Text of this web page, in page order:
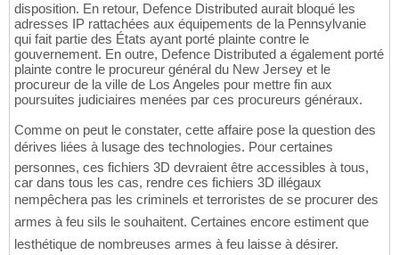
disposition. En retour, Defence Distributed aurait bloqué les
adresses IP rattachées aux équipements de la Pennsylvanie
qui fait partie des États ayant porté plainte contre le
gouvernement. En outre, Defence Distributed a également porté
plainte contre le procureur général du New Jersey et le
procureur de la ville de Los Angeles pour mettre fin aux
poursuites judiciaires menées par ces procureurs généraux.
Comme on peut le constater, cette affaire pose la question des
dérives liées à lusage des technologies. Pour certaines
personnes, ces fichiers 3D devraient être accessibles à tous,
car dans tous les cas, rendre ces fichiers 3D illégaux
nempêchera pas les criminels et terroristes de se procurer des
armes à feu sils le souhaitent. Certaines encore estiment que
lesthétique de nombreuses armes à feu laisse à désirer.